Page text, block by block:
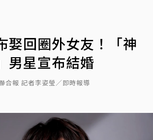
娶回圈外女友！「神
男星宣布結婚
合報 記者李姿瑩／即時報導